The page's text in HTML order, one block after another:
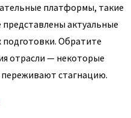
платформы, такие
представлены актуальные
подготовки. Обратите
отрасли — некоторые
стагнацию.